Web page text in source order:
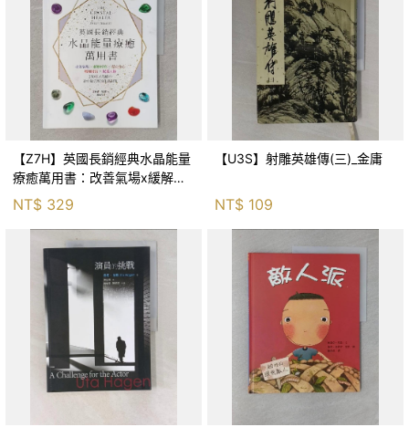
【Z7H】英國長銷經典水晶能量
療癒萬用書：改善氣場x緩解疼
痛x穩定身心x增加財富x促進人
緣，250種水晶礦石給你最完整
的生活對策_菲利
NT$ 329
【U3S】射雕英雄傳(三)_金庸
NT$ 109